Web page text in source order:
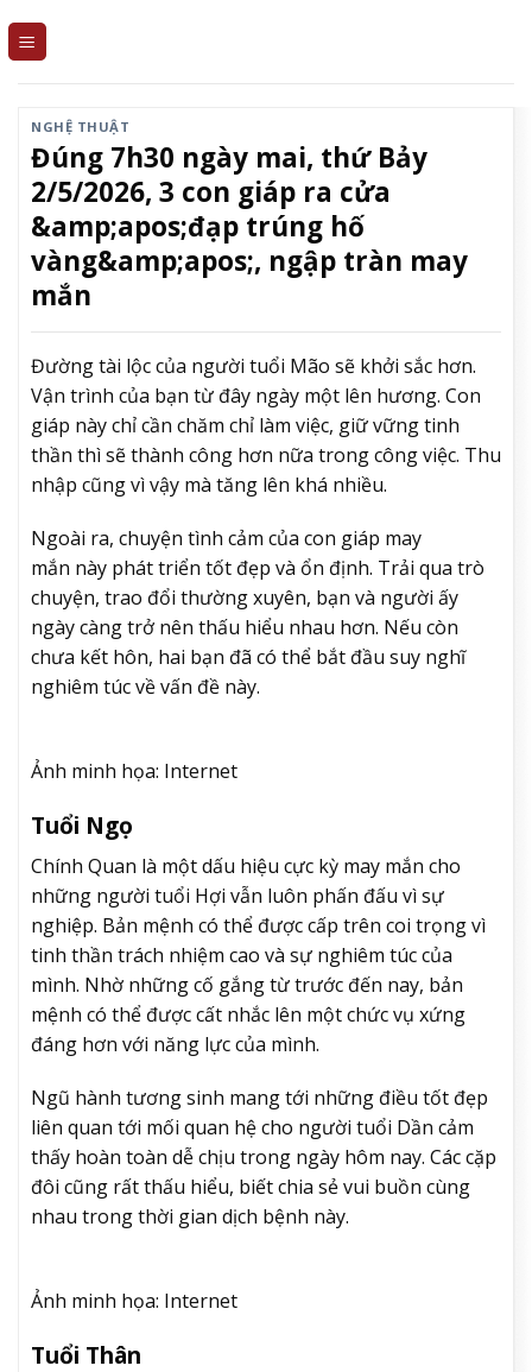
NGHỆ THUẬT
Đúng 7h30 ngày mai, thứ Bảy
2/5/2026, 3 con giáp ra cửa
&amp;apos;đạp trúng hố
vàng&amp;apos;, ngập tràn may
mắn
Đường tài lộc của người tuổi Mão sẽ khởi sắc hơn.
Vận trình của bạn từ đây ngày một lên hương. Con
giáp này chỉ cần chăm chỉ làm việc, giữ vững tinh
thần thì sẽ thành công hơn nữa trong công việc. Thu
nhập cũng vì vậy mà tăng lên khá nhiều.
Ngoài ra, chuyện tình cảm của con giáp may
mắn này phát triển tốt đẹp và ổn định. Trải qua trò
chuyện, trao đổi thường xuyên, bạn và người ấy
ngày càng trở nên thấu hiểu nhau hơn. Nếu còn
chưa kết hôn, hai bạn đã có thể bắt đầu suy nghĩ
nghiêm túc về vấn đề này.
Ảnh minh họa: Internet
Tuổi Ngọ
Chính Quan là một dấu hiệu cực kỳ may mắn cho
những người tuổi Hợi vẫn luôn phấn đấu vì sự
nghiệp. Bản mệnh có thể được cấp trên coi trọng vì
tinh thần trách nhiệm cao và sự nghiêm túc của
mình. Nhờ những cố gắng từ trước đến nay, bản
mệnh có thể được cất nhắc lên một chức vụ xứng
đáng hơn với năng lực của mình.
Ngũ hành tương sinh mang tới những điều tốt đẹp
liên quan tới mối quan hệ cho người tuổi Dần cảm
thấy hoàn toàn dễ chịu trong ngày hôm nay. Các cặp
đôi cũng rất thấu hiểu, biết chia sẻ vui buồn cùng
nhau trong thời gian dịch bệnh này.
Ảnh minh họa: Internet
Tuổi Thân